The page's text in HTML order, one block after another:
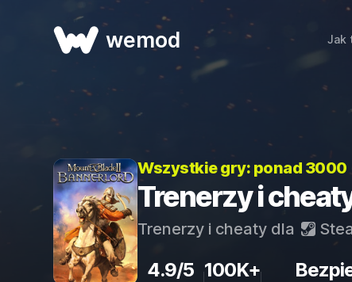
wemod Jak
Wszystkie gry: ponad
Trenerzy i
Trenerzy i cheaty dla
4.9/5 100K+